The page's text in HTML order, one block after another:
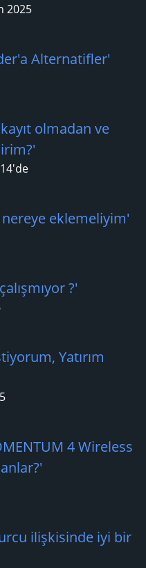
2025
Alternatifler'
olmadan ve
eklemeliyim'
?'
Yatırım
4 Wireless
ilişkisinde iyi bir